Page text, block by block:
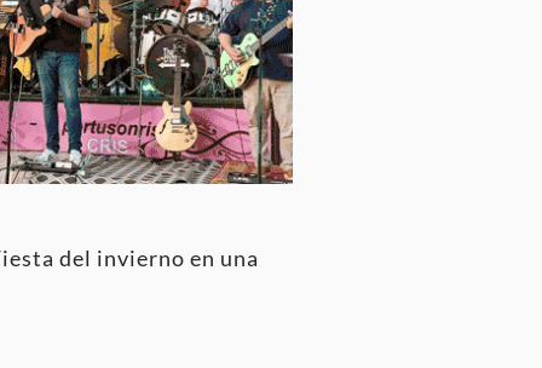
del invierno en una